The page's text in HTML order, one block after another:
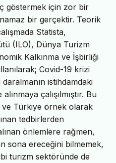
göstermek için zor bir
bir gerçektir. Teorik
Statista,
(ILO), Dünya Turizm
Kalkınma ve İşbirliği
Covid-19 krizi
istihdamdaki
çalışılmıştır. Bu
ve Türkiye örnek olarak
tedbirlerden
önlemlere rağmen,
sona ereceğini bilmemek,
turizm sektöründe de